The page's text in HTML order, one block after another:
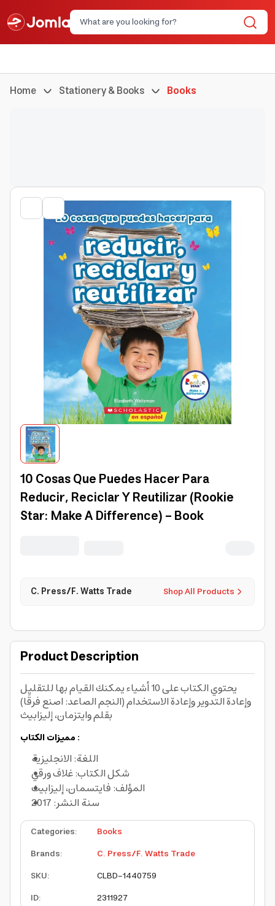
Home Stationery & Books Books
10 Cosas Que Puedes Hacer Para
Reducir, Reciclar Y Reutilizar (Rookie
Star: Make A Difference) - Book
Shop All Products
C. Press/F. Watts Trade
Product Description
يحتوي الكتاب على 10 أشياء يمكنك القيام بها للتقليل
وإعادة التدوير وإعادة الاستخدام (النجم الصاعد: اصنع فرقًا)
بقلم وايتزمان، إليزابيث
مميزات الكتاب :
اللغة: الانجليزية
شكل الكتاب: غلاف ورقي
المؤلف: فايتسمان، إليزابيث
سنة النشر: 2017
Categories:
Books
Brands:
C. Press/F. Watts Trade
SKU:
CLBD-1440759
ID: 2311927